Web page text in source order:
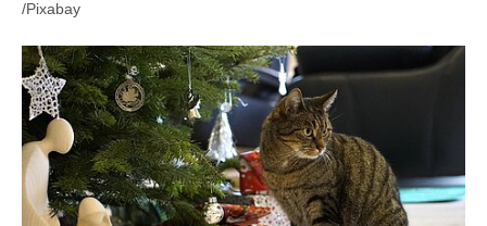
/Pixabay